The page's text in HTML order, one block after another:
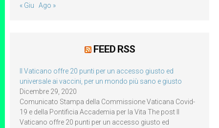
« Giu Ago »
FEED RSS
Il Vaticano offre 20 punti per un accesso giusto ed
universale ai vaccini, per un mondo più sano e giusto
Dicembre 29, 2020
Comunicato Stampa della Commissione Vaticana Covid-
19 e della Pontificia Accademia per la Vita The post Il
Vaticano offre 20 punti per un accesso giusto ed